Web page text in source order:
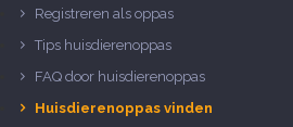
Registreren als oppas
Tips huisdierenoppas
FAQ door huisdierenoppas
Huisdierenoppas vinden